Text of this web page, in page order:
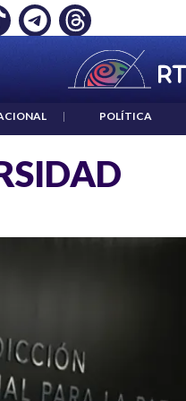
EMPLEO: JP MORGAN
| POLÍTICA